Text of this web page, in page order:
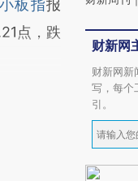
板指报
点，跌
财新网
财新网新
写，每个
引。